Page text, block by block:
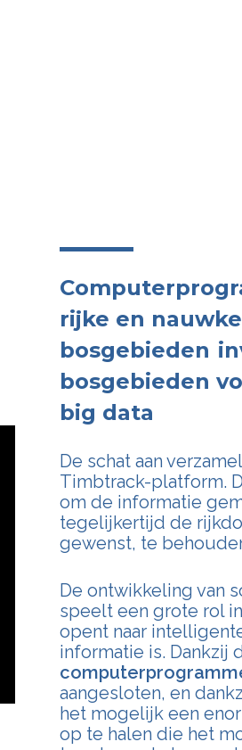
rijke en
bosgebieden
bosgebieden
big data
De schat aan
Timbtrack-platform.
om de informatie
tegelijkertijd de
gewenst, te
De ontwikkeling van
speelt een grote rol
opent naar
informatie is. Dankzij
aangesloten, en
het mogelijk een
op te halen die het